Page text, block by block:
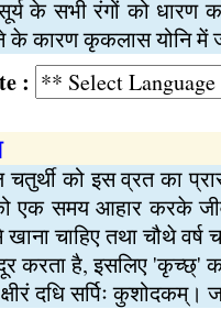
के सभी रंगों को धारण
कारण कृकलास योनि में
:
चतुर्थी को इस व्रत का
एक समय आहार करके
चाहिए तथा चौथे वर्ष
करता है, इसलिए 'कृच्छ्'
दधि सर्पिः